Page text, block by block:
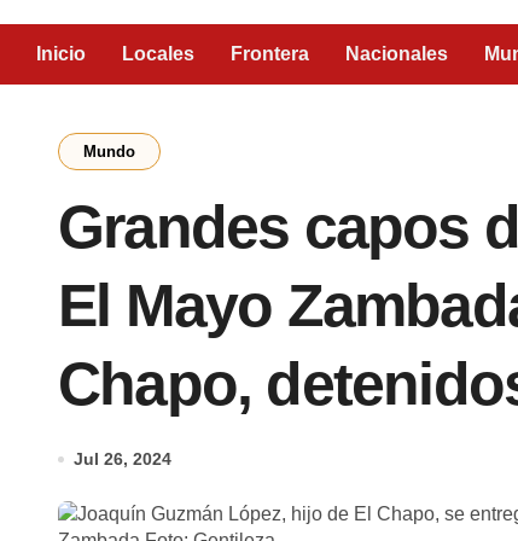
Inicio Locales Frontera Nacionales
Mundo
Grandes capos
El Mayo
Chapo,
Jul 26, 2024